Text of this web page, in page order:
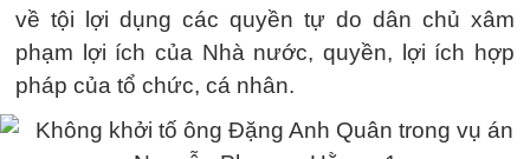
về tội lợi dụng các quyền tự do dân chủ xâm
phạm lợi ích của Nhà nước, quyền, lợi ích hợp
pháp của tổ chức, cá nhân.